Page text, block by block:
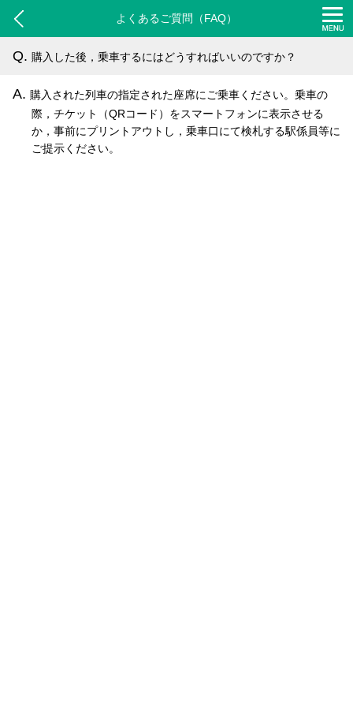
よくあるご質問（FAQ）
Q. 購入した後，乗車するにはどうすればいいのですか？
A. 購入された列車の指定された座席にご乗車ください。乗車の
際，チケット（QRコード）をスマートフォンに表示させる
か，事前にプリントアウトし，乗車口にて検札する駅係員等に
ご提示ください。